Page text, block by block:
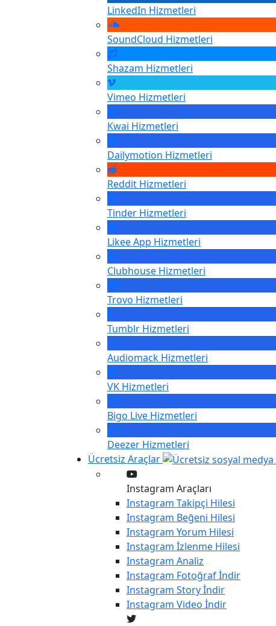
LinkedIn Hizmetleri
SoundCloud Hizmetleri
Shazam Hizmetleri
Vimeo Hizmetleri
Kwai Hizmetleri
Dailymotion Hizmetleri
Reddit Hizmetleri
Tinder Hizmetleri
Likee App Hizmetleri
Clubhouse Hizmetleri
Trovo Hizmetleri
Tumblr Hizmetleri
Audiomack Hizmetleri
VK Hizmetleri
Bigo Live Hizmetleri
Deezer Hizmetleri
Ücretsiz Araçlar
Instagram Araçları
Instagram Takipçi Hilesi
Instagram Beğeni Hilesi
Instagram Yorum Hilesi
Instagram İzlenme Hilesi
Instagram Analiz
Instagram Fotoğraf İndir
Instagram Story İndir
Instagram Video İndir